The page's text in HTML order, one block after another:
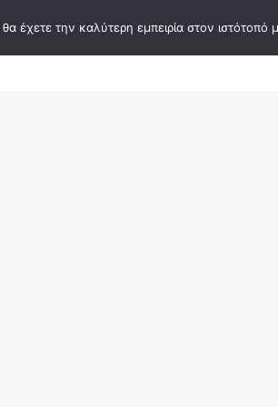
Κάρτες Ψυχοθεραπείας
έχετε την καλύτερη εμπειρία στον ιστότοπό